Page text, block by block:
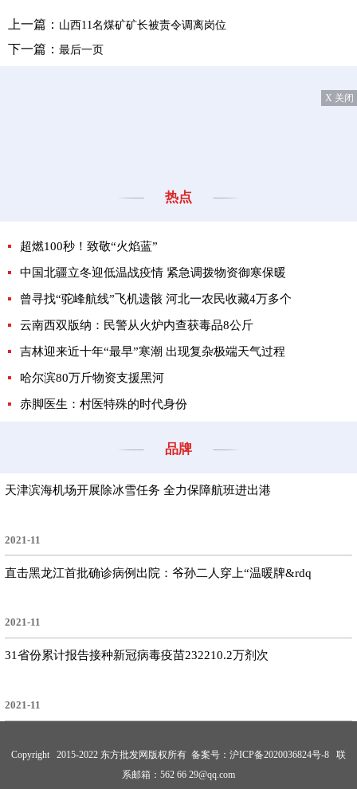
上一篇： 山西11名煤矿矿长被责令调离岗位
下一篇： 最后一页
X 关闭
热点
超燃100秒！致敬“火焰蓝”
中国北疆立冬迎低温战疫情 紧急调拨物资御寒保暖
曾寻找“驼峰航线”飞机遗骸 河北一农民收藏4万多个
云南西双版纳：民警从火炉内查获毒品8公斤
吉林迎来近十年“最早”寒潮 出现复杂极端天气过程
哈尔滨80万斤物资支援黑河
赤脚医生：村医特殊的时代身份
品牌
天津滨海机场开展除冰雪任务 全力保障航班进出港
2021-11
直击黑龙江首批确诊病例出院：爷孙二人穿上“温暖牌&rdq
2021-11
31省份累计报告接种新冠病毒疫苗232210.2万剂次
2021-11
Copyright 2015-2022 东方批发网版权所有 备案号： 沪ICP备2020036824号-8 联
系邮箱：562 66 29@qq.com